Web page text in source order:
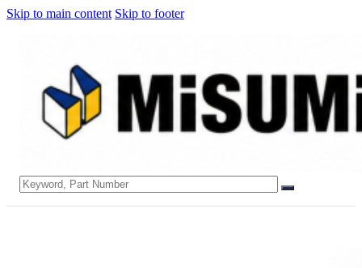
Skip to main content Skip to footer
Search